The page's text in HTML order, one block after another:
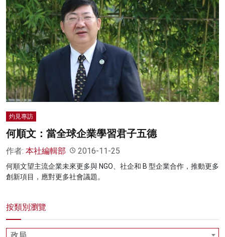
灼見專訪
何順文：當全球企業學習君子五德
作者: 本社編輯部 2016-11-25
何順文望主流企業未來更多與 NGO、社企和 B 型企業合作，推動更多
創新項目，應對更多社會議題。
按類別瀏覽
政局